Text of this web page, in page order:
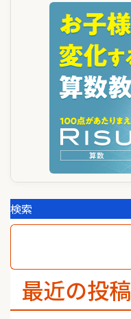
検索
最近の投稿